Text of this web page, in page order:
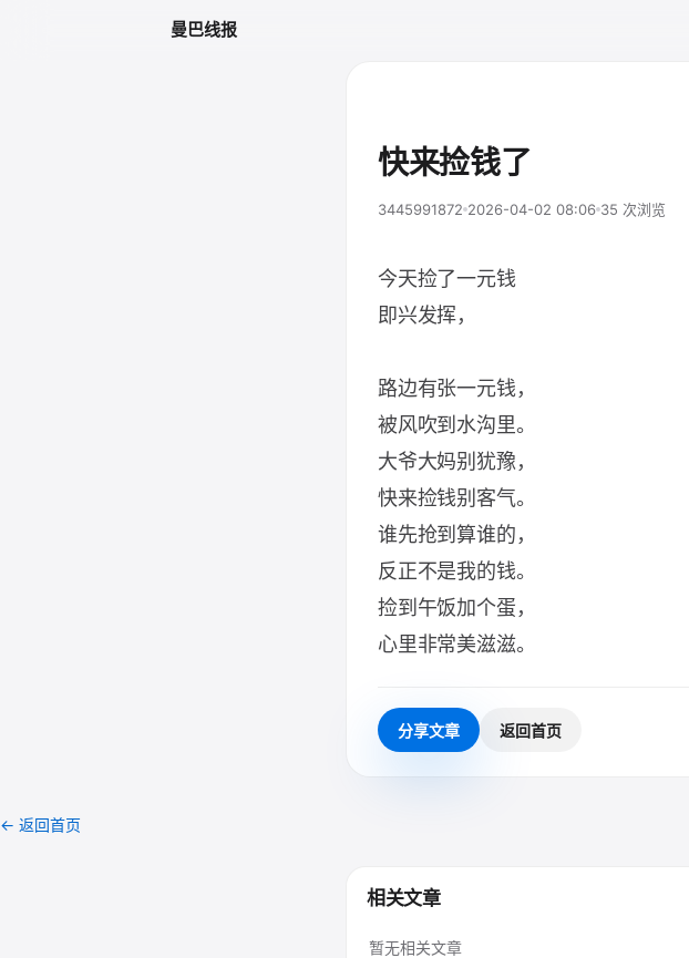
曼巴线报
快来捡钱了
3445991872 2026-04-02 08:06 35 次浏览
今天捡了一元钱
即兴发挥，
路边有张一元钱，
被风吹到水沟里。
大爷大妈别犹豫，
快来捡钱别客气。
谁先抢到算谁的，
反正不是我的钱。
捡到午饭加个蛋，
心里非常美滋滋。
分享文章 返回首页
← 返回首页
相关文章
暂无相关文章